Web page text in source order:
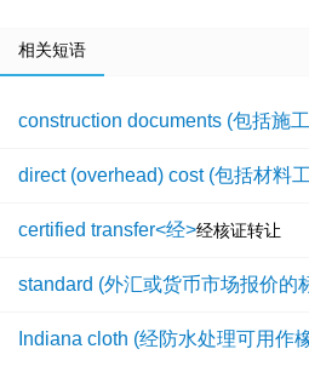
相关短语
construction documents (包括施
direct (overhead) cost (包括材料
certified transfer<经>经核证转让
standard (外汇或货币市场报价的
Indiana cloth (经防水处理可用作